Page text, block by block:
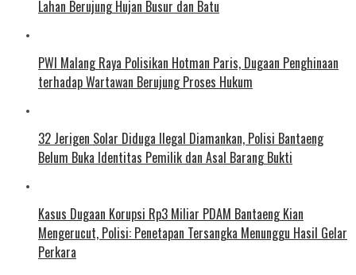
Lahan Berujung Hujan Busur dan Batu
PWI Malang Raya Polisikan Hotman Paris, Dugaan Penghinaan
terhadap Wartawan Berujung Proses Hukum
32 Jerigen Solar Diduga Ilegal Diamankan, Polisi Bantaeng
Belum Buka Identitas Pemilik dan Asal Barang Bukti
Kasus Dugaan Korupsi Rp3 Miliar PDAM Bantaeng Kian
Mengerucut, Polisi: Penetapan Tersangka Menunggu Hasil Gelar
Perkara